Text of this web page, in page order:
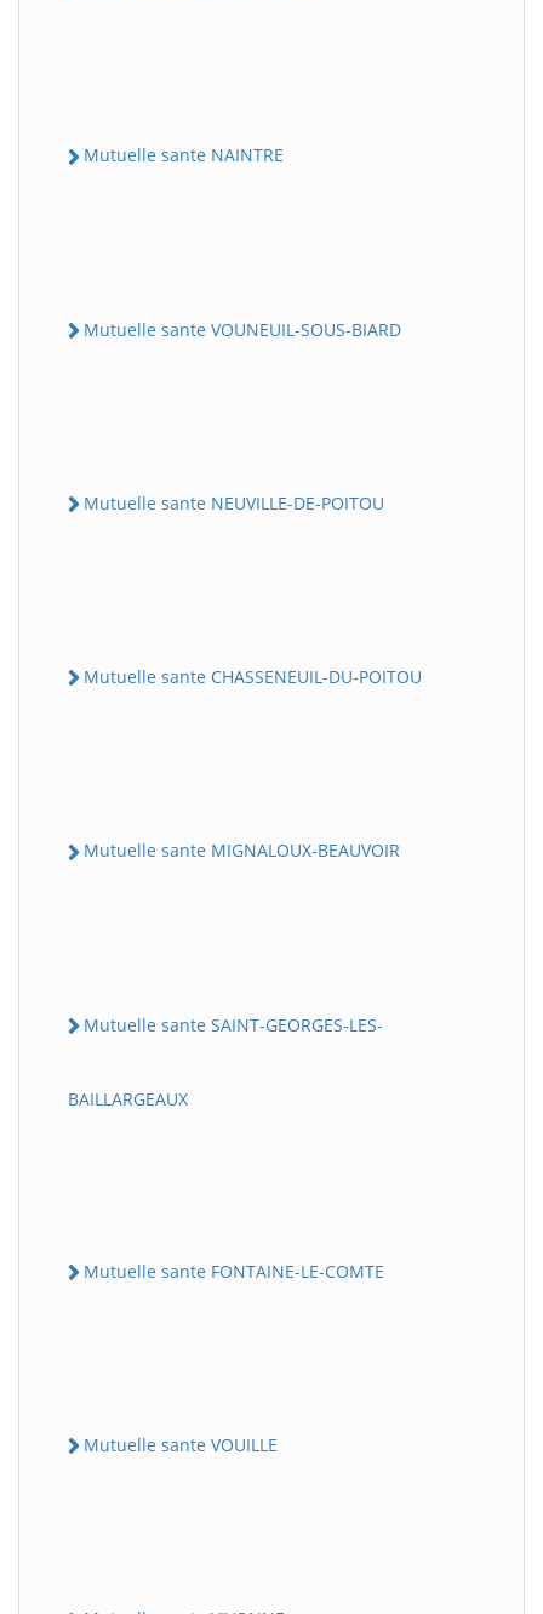
Mutuelle sante NAINTRE
Mutuelle sante VOUNEUIL-SOUS-BIARD
Mutuelle sante NEUVILLE-DE-POITOU
Mutuelle sante CHASSENEUIL-DU-POITOU
Mutuelle sante MIGNALOUX-BEAUVOIR
Mutuelle sante SAINT-GEORGES-LES-
BAILLARGEAUX
Mutuelle sante FONTAINE-LE-COMTE
Mutuelle sante VOUILLE